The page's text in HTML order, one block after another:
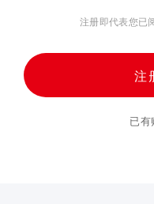
注册即代表您已
注
已有